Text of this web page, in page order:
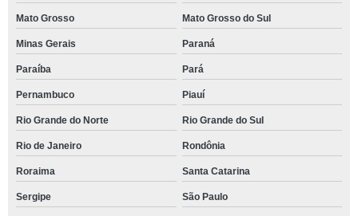
Mato Grosso Mato Grosso do Sul
Minas Gerais Paraná
Paraíba Pará
Pernambuco Piauí
Rio Grande do Norte Rio Grande do Sul
Rio de Janeiro Rondônia
Roraima Santa Catarina
Sergipe São Paulo